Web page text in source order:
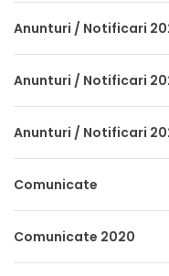
Anunturi / Notificari
Anunturi / Notificari
Anunturi / Notificari
Comunicate
Comunicate 2020